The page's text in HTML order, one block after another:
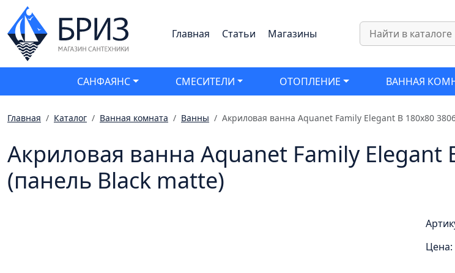
Главная Статьи Магазины
САНФАЯНС СМЕСИТЕЛИ ОТОПЛЕНИЕ ВАННАЯ
Главная Каталог Ванная комната Ванны Акриловая ванна Aquanet Family Elegant B 180x80
Акриловая ванна Aquanet Family Elegant
(панель Black matte)
Цена: